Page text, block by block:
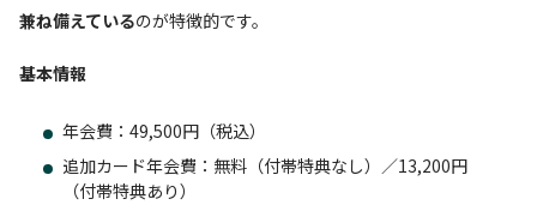
兼ね備えているのが特徴的です。
基本情報
年会費：49,500円（税込）
追加カード年会費：無料（付帯特典なし）／13,200円
（付帯特典あり）